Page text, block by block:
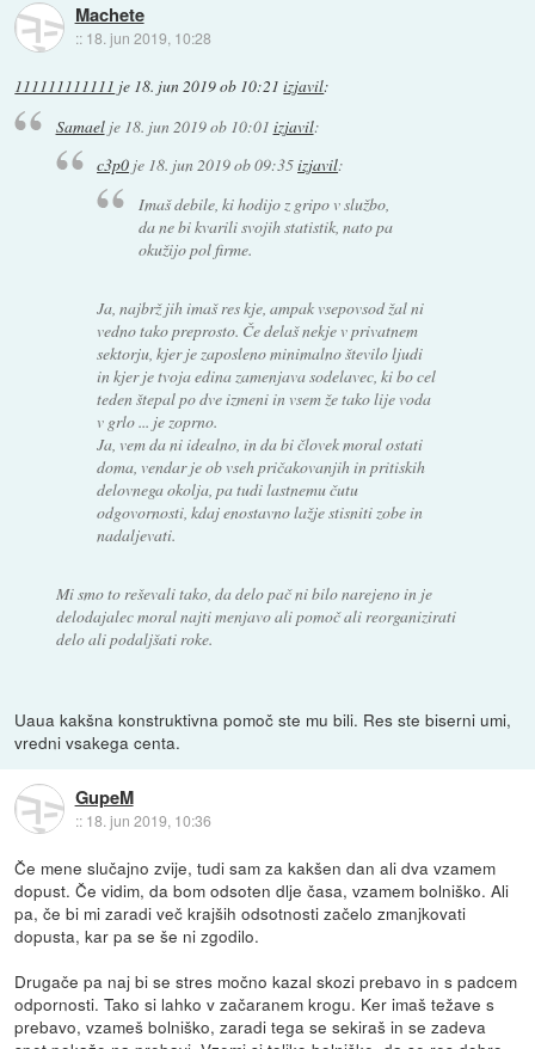
Machete
:: 18. jun 2019, 10:28
111111111111 je 18. jun 2019 ob 10:21 izjavil:
Samaelje 18. jun 2019 ob 10:01 izjavil:
c3p0 je 18. jun 2019 ob 09:35izjavil:
Imaš debile, ki hodijo z gripo v službo,
da ne bi kvarili svojih statistik, nato pa
okužijo pol firme.
Ja, najbrž jih imaš res kje, ampak vsepovsod žal ni
vedno tako preprosto. Če delaš nekje v privatnem
sektorju, kjer je zaposleno minimalno število ljudi
in kjer je tvoja edina zamenjava sodelavec, ki bo cel
teden štepal po dve izmeni in vsem že tako lije voda
v grlo ... je zoprno.
Ja, vem da ni idealno, in da bi človek moral ostati
doma, vendar je ob vseh pričakovanjih in pritiskih
delovnega okolja, pa tudi lastnemu čutu
odgovornosti, kdaj enostavno lažje stisniti zobe in
nadaljevati.
Mi smo to reševali tako, da delo pač ni bilo narejeno in je
delodajalec moral najti menjavo ali pomoč ali reorganizirati
delo ali podaljšati roke.
Uaua kakšna konstruktivna pomoč ste mu bili. Res ste biserni umi,
vredni vsakega centa.
GupeM
:: 18. jun 2019, 10:36
Če mene slučajno zvije, tudi sam za kakšen dan ali dva vzamem
dopust. Če vidim, da bom odsoten dlje časa, vzamem bolniško. Ali
pa, če bi mi zaradi več krajših odsotnosti začelo zmanjkovati
dopusta, kar pa se še ni zgodilo.
Drugače pa naj bi se stres močno kazal skozi prebavo in s padcem
odpornosti. Tako si lahko v začaranem krogu. Ker imaš težave s
prebavo, vzameš bolniško, zaradi tega se sekiraš in se zadeva